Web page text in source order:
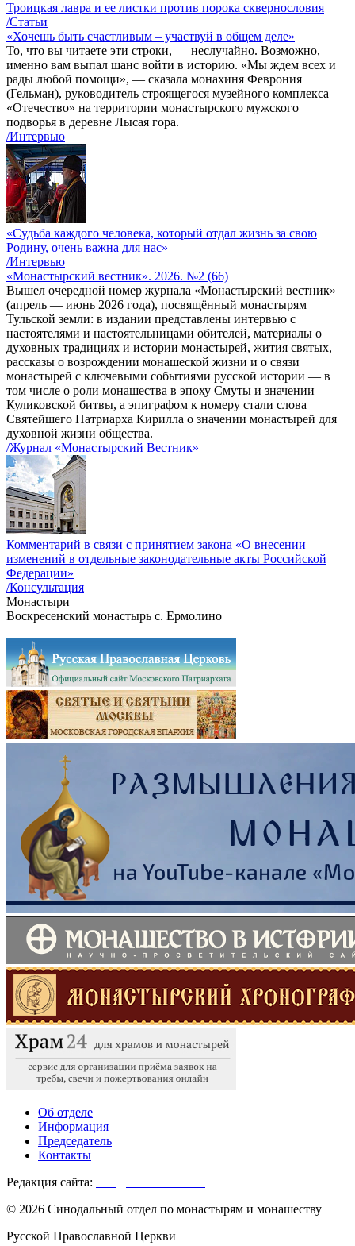
Троицкая лавра и ее листки против порока сквернословия
/Статьи
«Хочешь быть счастливым – участвуй в общем деле»
То, что вы читаете эти строки, — неслучайно. Возможно,
именно вам выпал шанс войти в историю. «Мы ждем всех и
рады любой помощи», — сказала монахиня Феврония
(Гельман), руководитель строящегося музейного комплекса
«Отечество» на территории монастырского мужского
подворья в деревне Лысая гора.
/Интервью
«Судьба каждого человека, который отдал жизнь за свою
Родину, очень важна для нас»
/Интервью
«Монастырский вестник». 2026. №2 (66)
Вышел очередной номер журнала «Монастырский вестник»
(апрель — июнь 2026 года), посвящённый монастырям
Тульской земли: в издании представлены интервью с
настоятелями и настоятельницами обителей, материалы о
духовных традициях и истории монастырей, жития святых,
рассказы о возрождении монашеской жизни и о связи
монастырей с ключевыми событиями русской истории — в
том числе о роли монашества в эпоху Смуты и значении
Куликовской битвы, а эпиграфом к номеру стали слова
Святейшего Патриарха Кирилла о значении монастырей для
духовной жизни общества.
/Журнал «Монастырский Вестник»
Комментарий в связи с принятием закона «О внесении
изменений в отдельные законодательные акты Российской
Федерации»
/Консультация
Монастыри
Воскресенский монастырь с. Ермолино
Об отделе
Информация
Председатель
Контакты
Редакция сайта:
© 2026 Синодальный отдел по монастырям и монашеству
Русской Православной Церкви